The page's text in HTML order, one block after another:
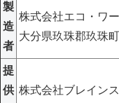
製
造
者
株式会社エコ・ワ
大分県玖珠郡玖珠
提
供 株式会社ブレイン